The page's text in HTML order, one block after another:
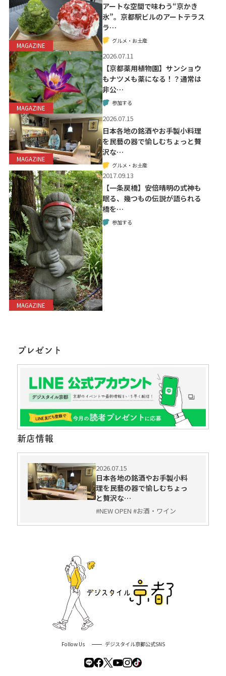
MAGAZINE
アートな空間で味わう“京かき
氷”。京都駅ビルのアートテラス
ラ…
グルメ・お土産
MAGAZINE
2026.07.11
【京都薬用植物園】サンショウ
もナツメも薬になる！？通常は
非公…
参加する
MAGAZINE
2026.07.15
日本各地の銘酒やお手製小料理
を民藝の器で愉しむちょっと贅
沢な…
グルメ・お土産
MAGAZINE
2017.09.13
【一条戻橋】安倍晴明の式神も
眠る、幾つもの伝説が語られる
橋を…
参加する
プレゼント
新店情報
2026.07.15
日本各地の銘酒やお手製小料
理を民藝の器で愉しむちょっ
と贅沢な…
#NEW OPEN #お酒・ワイン
Follow Us デジスタイル京都公式SNS